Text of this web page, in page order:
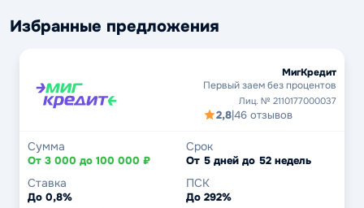
Избранные предложения
МигКредит
Первый заем без процентов
Лиц. № 2110177000037
2,8|46 отзывов
Сумма
От 3 000 до 100 000 ₽
Срок
От 5 дней до 52 недель
Ставка
До 0,8%
ПСК
До 292%